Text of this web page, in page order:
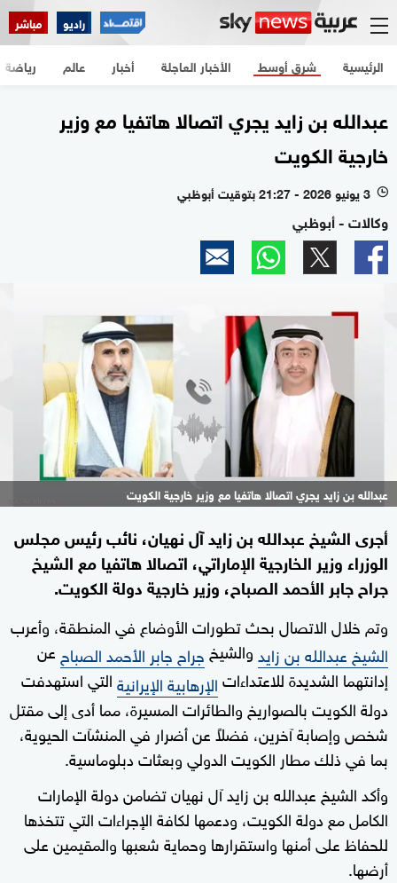
راديو مباشر
الرئيسية الأخبار العاجلة أخبار شرق أوسط عالم رياضة
عبدالله بن زايد يجري اتصالا هاتفيا مع وزير
خارجية الكويت
l 3 يونيو 2026 - 21:27 بتوقيت أبوظبي
وكالات - أبوظبي
عبدالله بن زايد يجري اتصالا هاتفيا مع وزير خارجية الكويت
أجرى الشيخ عبدالله بن زايد آل نهيان، نائب رئيس مجلس
الوزراء وزير الخارجية الإماراتي، اتصالا هاتفيا مع الشيخ
جراح جابر الأحمد الصباح، وزير خارجية دولة الكويت.
وتم خلال الاتصال بحث تطورات الأوضاع في المنطقة، وأعرب
الشيخ عبدالله بن زايدوالشيخ جراح جابر الأحمد الصباح عن
إدانتهما الشديدة للاعتداءاتالإرهابية الإيرانيةالتي استهدفت
دولة الكويت بالصواريخ والطائرات المسيرة، مما أدى إلى مقتل
شخص وإصابة آخرين، فضلاً عن أضرار في المنشآت الحيوية،
بما في ذلك مطار الكويت الدولي وبعثات دبلوماسية.
وأكد الشيخ عبدالله بن زايد آل نهيان تضامن دولة الإمارات
الكامل مع دولة الكويت، ودعمها لكافة الإجراءات التي تتخذها
للحفاظ على أمنها واستقرارها وحماية شعبها والمقيمين على
أرضها.